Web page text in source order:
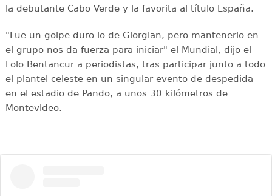
la debutante Cabo Verde y la favorita al título España.
"Fue un golpe duro lo de Giorgian, pero mantenerlo en
el grupo nos da fuerza para iniciar" el Mundial, dijo el
Lolo Bentancur a periodistas, tras participar junto a todo
el plantel celeste en un singular evento de despedida
en el estadio de Pando, a unos 30 kilómetros de
Montevideo.